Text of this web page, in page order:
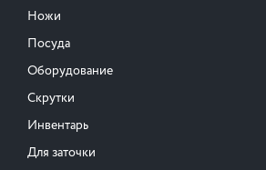
Ножи
Посуда
Оборудование
Скрутки
Инвентарь
Для заточки